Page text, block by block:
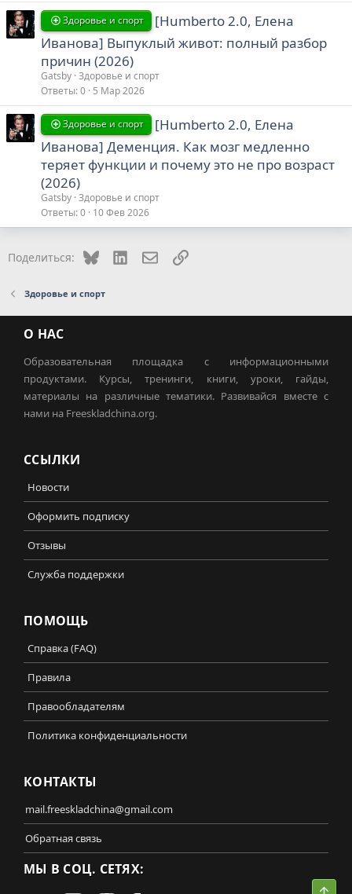
Здоровье и спорт
[Humberto 2.0, Елена
Иванова] Выпуклый живот: полный разбор
причин (2026)
Gatsby Здоровье и спорт
Ответы 0 5 Мар 2026
Здоровье и спорт
[Humberto 2.0, Елена
Иванова] Деменция. Как мозг медленно
теряет функции и почему это не про возраст
(2026)
Gatsby Здоровье и спорт
Ответы 0 10 Фев 2026
Поделиться: Bluesky LinkedInЭлектронная почта
Ссылка
Здоровье и спорт
О НАС
Образовательная площадка с информационными
продуктами. Курсы, тренинги, книги, уроки, гайды,
материалы на различные тематики. Развивайся вместе с
нами на Freeskladchina.org.
ССЫЛКИ
Новости
Оформить подписку
Отзывы
Служба поддержки
ПОМОЩЬ
Справка (FAQ)
Правила
Правообладателям
Политика конфиденциальности
КОНТАКТЫ
mail.freeskladchina@gmail.com
Обратная связь
МЫ В СОЦ. СЕТЯХ: